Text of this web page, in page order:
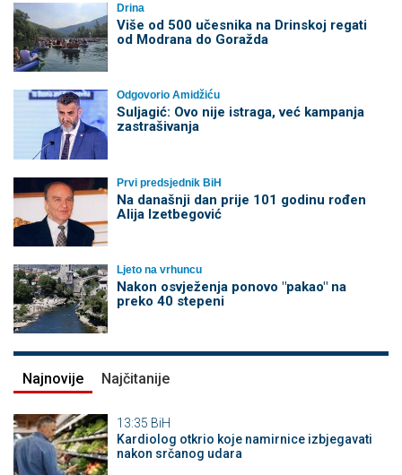
Drina
Više od 500 učesnika na Drinskoj regati
od Modrana do Goražda
Odgovorio Amidžiću
Suljagić: Ovo nije istraga, već kampanja
zastrašivanja
Prvi predsjednik BiH
Na današnji dan prije 101 godinu rođen
Alija Izetbegović
Ljeto na vrhuncu
Nakon osvježenja ponovo "pakao" na
preko 40 stepeni
Najnovije Najčitanije
13:35 BiH
Kardiolog otkrio koje namirnice izbjegavati
nakon srčanog udara